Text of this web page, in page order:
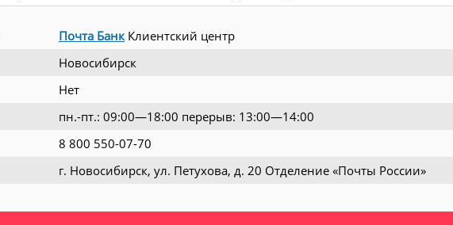
Почта Банк Клиентский центр
Новосибирск
Нет
пн.-пт.: 09:00—18:00 перерыв: 13:00—14:00
8 800 550-07-70
г. Новосибирск, ул. Петухова, д. 20 Отделение «Почты России»